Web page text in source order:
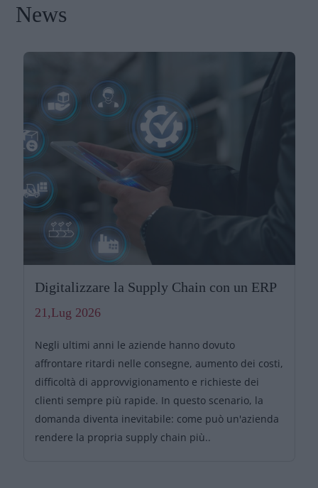
News
Digitalizzare la Supply Chain con un ERP
21,Lug 2026
Negli ultimi anni le aziende hanno dovuto
affrontare ritardi nelle consegne, aumento dei costi,
difficoltà di approvvigionamento e richieste dei
clienti sempre più rapide. In questo scenario, la
domanda diventa inevitabile: come può un'azienda
rendere la propria supply chain più..